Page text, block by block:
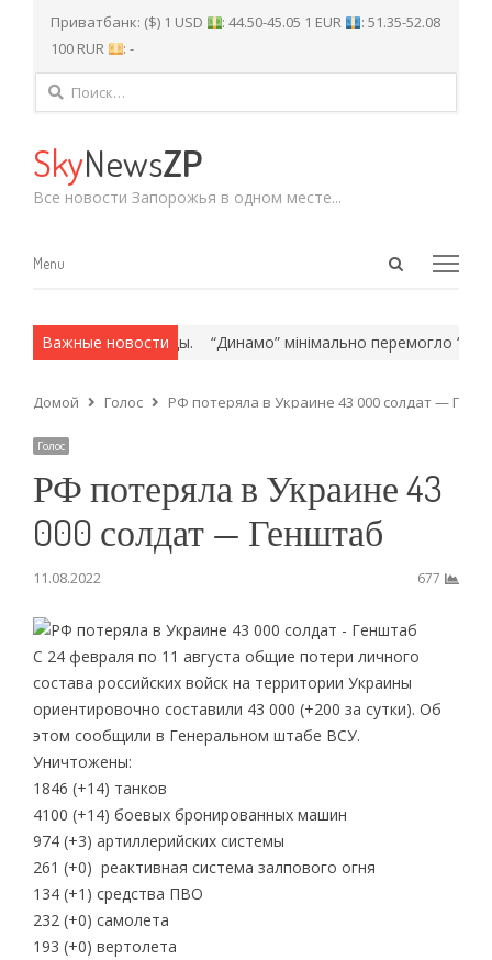
Приватбанк: ($) 1 USD : 44.50-45.05 1 EUR
: 51.35-52.08
100 RUR
: -
Найти:
SkyNewsZP
Все новости Запорожья в одном месте...
Open
Menu
Menu
Важные новости
и армейские методы. “Динамо” мінімально перемогло
Домой Голос РФ потеряла в Украине 43 000 солдат —
Голос
РФ потеряла в Украине 43
000 солдат — Генштаб
11.08.2022 677
С 24 февраля по 11 августа общие потери личного
состава российских войск на территории Украины
ориентировочно составили 43 000 (+200 за сутки). Об
этом сообщили в Генеральном штабе ВСУ.
Уничтожены:
1846 (+14) танков
4100 (+14) боевых бронированных машин
974 (+3) артиллерийских системы
261 (+0) реактивная система залпового огня
134 (+1) средства ПВО
232 (+0) самолета
193 (+0) вертолета